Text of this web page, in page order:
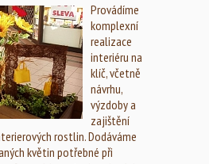
Provádíme
komplexní
realizace
interiéru na
klíč, včetně
návrhu,
výzdoby a
zajištění
rostlin. Dodáváme
květin potřebné při